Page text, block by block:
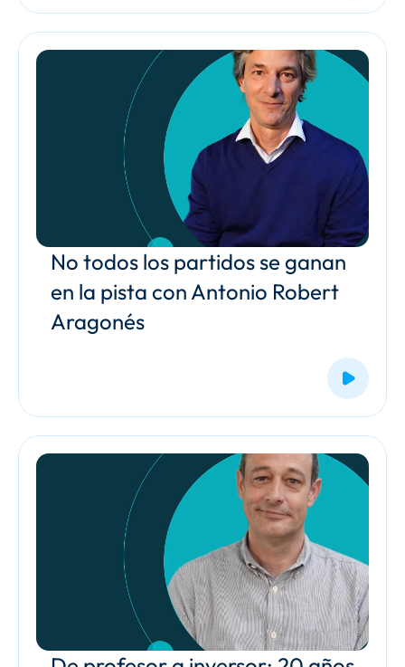
No todos los partidos se ganan
en la pista con Antonio Robert
Aragonés